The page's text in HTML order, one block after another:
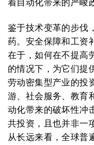
着自动化带来的严峻
鉴于技术变革的步伐
药。安全保障和工资
在于，如何在不提高
的情况下，为它们提
劳动密集型产业的投
游、社会服务、教育
动化带来的破坏性冲
共投资，且也并非一
从长远来看，全球普